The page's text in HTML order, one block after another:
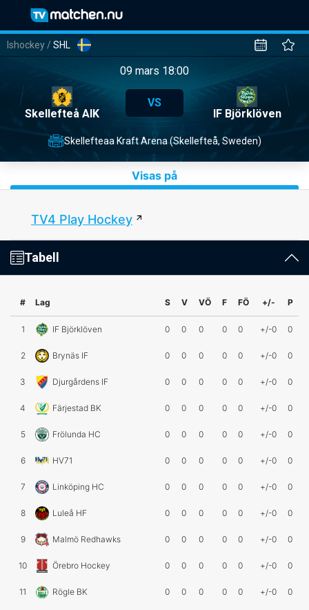
Ishockey /SHL
09 mars 18:00
Skellefteå AIK
VS
IF Björklöven
Skellefteaa Kraft Arena (Skellefteå, Sweden)
Visas på
TV4 Play Hockey
Tabell
# Lag S V VÖ F FÖ +/- P
1 IF Björklöven 0 0 0 0 0 +/-0 0
2 Brynäs IF 0 0 0 0 0 +/-0 0
3 Djurgårdens IF 0 0 0 0 0 +/-0 0
4 Färjestad BK 0 0 0 0 0 +/-0 0
5 Frölunda HC 0 0 0 0 0 +/-0 0
6 HV71 0 0 0 0 0 +/-0 0
7 Linköping HC 0 0 0 0 0 +/-0 0
8 Luleå HF 0 0 0 0 0 +/-0 0
9 Malmö Redhawks 0 0 0 0 0 +/-0 0
10 Örebro Hockey 0 0 0 0 0 +/-0 0
11 Rögle BK 0 0 0 0 0 +/-0 0